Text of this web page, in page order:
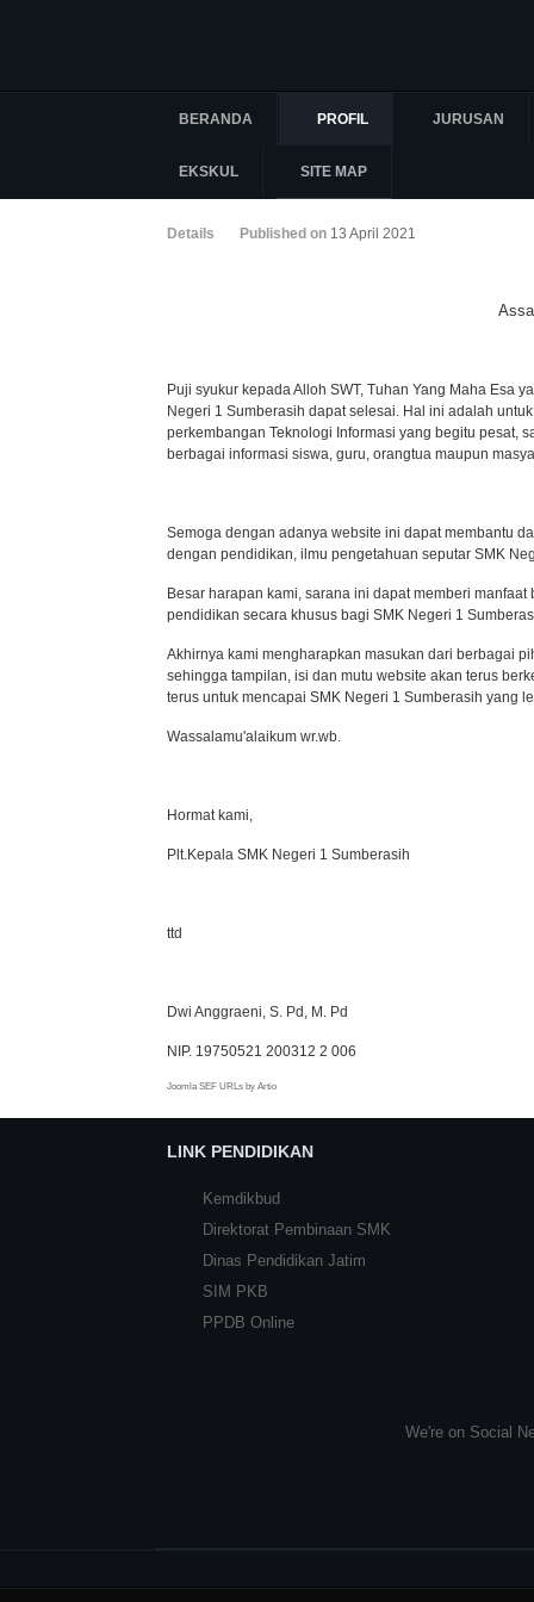
BERANDA PROFIL JURUSAN
EKSKUL SITE MAP
Details Published on 13 April 2021
Puji syukur kepada Alloh SWT, Tuhan Yang Maha Esa
Negeri 1 Sumberasih dapat selesai. Hal ini adalah
perkembangan Teknologi Informasi yang begitu pesat,
berbagai informasi siswa, guru, orangtua maupun
Semoga dengan adanya website ini dapat membantu
dengan pendidikan, ilmu pengetahuan seputar SMK
Besar harapan kami, sarana ini dapat memberi
pendidikan secara khusus bagi SMK Negeri 1
Akhirnya kami mengharapkan masukan dari berbagai
sehingga tampilan, isi dan mutu website akan terus
terus untuk mencapai SMK Negeri 1 Sumberasih yang
Wassalamu'alaikum wr.wb.
Hormat kami,
Plt.Kepala SMK Negeri 1 Sumberasih
ttd
Dwi Anggraeni, S. Pd, M. Pd
NIP. 19750521 200312 2 006
Joomla SEF URLs by Artio
LINK PENDIDIKAN
Kemdikbud
Direktorat Pembinaan SMK
Dinas Pendidikan Jatim
SIM PKB
PPDB Online
We're on Social